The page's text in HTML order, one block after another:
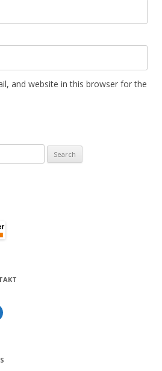
and website in this browser for the